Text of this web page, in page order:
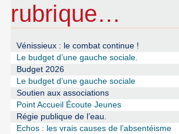
rubrique…
Vénissieux : le combat continue !
Le budget d’une gauche sociale.
Budget 2026
Le budget d’une gauche sociale
Soutien aux associations
Point Accueil Écoute Jeunes
Régie publique de l’eau.
Echos : les vrais causes de l’absentéisme